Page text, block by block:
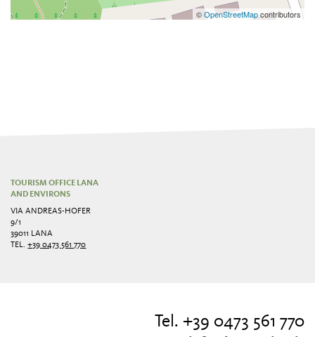
©OpenStreetMapcontributors
TOURISM OFFICE LANA
AND ENVIRONS
VIA ANDREAS-HOFER
9/1
39011 LANA
TEL.+39 0473 561 770
Tel. +39 0473 561 770